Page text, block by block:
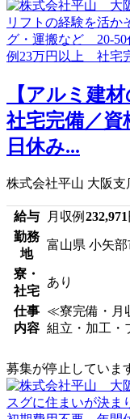
【アルミ建
社宅完備／
日休み...
株式会社平山 大阪支
給与 月収例 232,971
勤務
地
富山県 小矢部
寮・
社宅
あり
仕事
内容
≪寮完備・月
組立・加工・
募集が停止していま